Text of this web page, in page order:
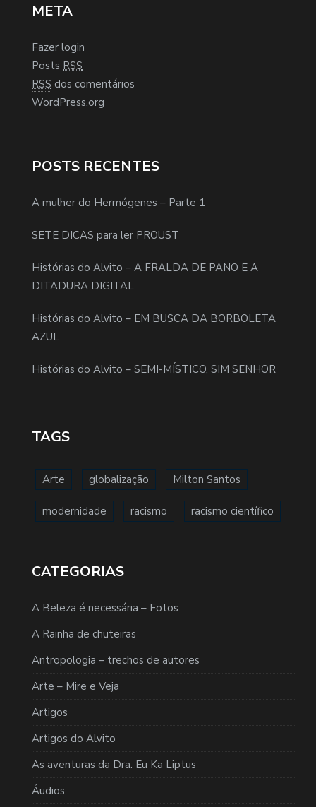
META
Fazer login
Posts RSS
RSS dos comentários
WordPress.org
POSTS RECENTES
A mulher do Hermógenes – Parte 1
SETE DICAS para ler PROUST
Histórias do Alvito – A FRALDA DE PANO E A
DITADURA DIGITAL
Histórias do Alvito – EM BUSCA DA BORBOLETA
AZUL
Histórias do Alvito – SEMI-MÍSTICO, SIM SENHOR
TAGS
Arte globalização Milton Santos
modernidade racismo racismo científico
CATEGORIAS
A Beleza é necessária – Fotos
A Rainha de chuteiras
Antropologia – trechos de autores
Arte – Mire e Veja
Artigos
Artigos do Alvito
As aventuras da Dra. Eu Ka Liptus
Áudios